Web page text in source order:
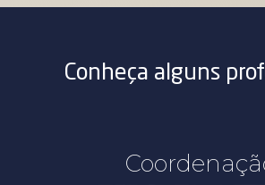
Conheça alguns